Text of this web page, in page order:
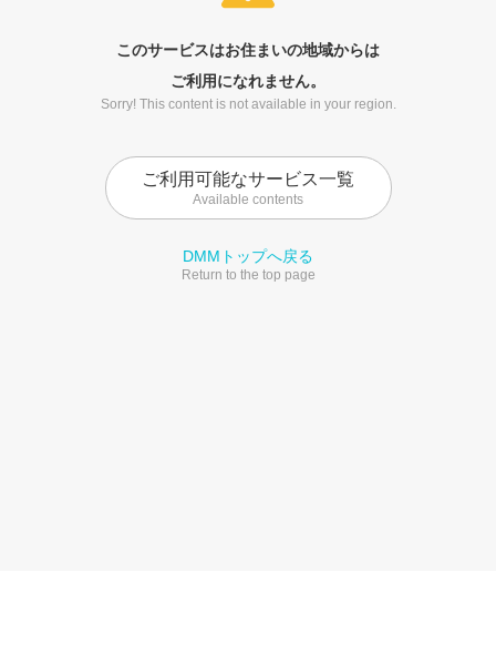
このサービスはお住まいの地域からは
ご利用になれません。
Sorry! This content is not available in your region.
ご利用可能なサービス一覧
Available contents
DMMトップへ戻る
Return to the top page